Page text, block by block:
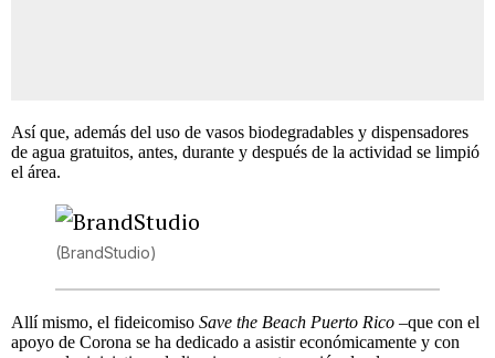
Así que, además del uso de vasos biodegradables y dispensadores
de agua gratuitos, antes, durante y después de la actividad se limpió
el área.
(BrandStudio)
Allí mismo, el fideicomiso Save the Beach Puerto Rico –que con el
apoyo de Corona se ha dedicado a asistir económicamente y con